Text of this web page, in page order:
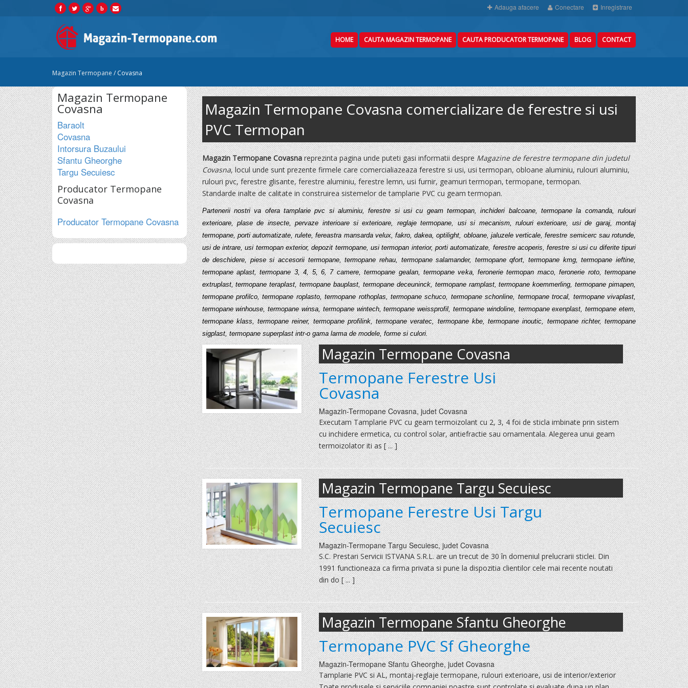
b Adauga afacere Conectare Inregistrare
HOME CAUTA MAGAZIN TERMOPANE CAUTA PRODUCATOR TERMOPANE BLOG CONTACT
Magazin Termopane / Covasna
Magazin Termopane
Covasna
Baraolt
Covasna
Intorsura Buzaului
Sfantu Gheorghe
Targu Secuiesc
Producator Termopane
Covasna
Producator Termopane Covasna
Magazin Termopane Covasna comercializare de ferestre si usi
PVC Termopan
Magazin Termopane Covasnareprezinta pagina unde puteti gasi informatii despreMagazine de ferestre termopane din judetul
Covasna, locul unde sunt prezente firmele care comercialiazeaza ferestre si usi, usi termopan, obloane aluminiu, rulouri aluminiu,
rulouri pvc, ferestre glisante, ferestre aluminiu, ferestre lemn, usi furnir, geamuri termopan, termopane, termopan.
Standarde inalte de calitate in construirea sistemelor de tamplarie PVC cu geam termopan.
Partenerii nostri va ofera tamplarie pvc si aluminiu, ferestre si usi cu geam termopan, inchideri balcoane, termopane la comanda, rulouri
exterioare, plase de insecte, pervaze interioare si exterioare, reglaje termopane, usi si mecanism, rulouri exterioare, usi de garaj, montaj
termopane, porti automatizate, rulete, fereastra mansarda velux, fakro, dakea, optilight, obloane, jaluzele verticale, ferestre semicerc sau rotunde,
usi de intrare, usi termopan exterior, depozit termopane, usi termopan interior, porti automatizate, ferestre acoperis, ferestre si usi cu diferite tipuri
de deschidere, piese si accesorii termopane, termopane rehau, termopane salamander, termopane qfort, termopane kmg, termopane ieftine,
termopane aplast, termopane 3, 4, 5, 6, 7 camere, termopane gealan, termopane veka, feronerie termopan maco, feronerie roto, termopane
extruplast, termopane teraplast, termopane bauplast, termopane deceuninck, termopane ramplast, termopane koemmerling, termopane pimapen,
termopane profilco, termopane roplasto, termopane rothoplas, termopane schuco, termopane schonline, termopane trocal, termopane vivaplast,
termopane winhouse, termopane winsa, termopane wintech, termopane weissprofil, termopane windoline, termopane exenplast, termopane etem,
termopane klass, termopane reiner, termopane profilink, termopane veratec, termopane kbe, termopane inoutic, termopane richter, termopane
sigplast, termopane superplast intr-o gama larma de modele, forme si culori.
Magazin Termopane Covasna
Termopane Ferestre Usi
Covasna
Magazin-TermopaneCovasna, judetCovasna
Executam Tamplarie PVC cu geam termoizolant cu 2, 3, 4 foi de sticla imbinate prin sistem
cu inchidere ermetica, cu control solar, antiefractie sau ornamentala. Alegerea unui geam
termoizolator iti as [ ... ]
Magazin Termopane Targu Secuiesc
Termopane Ferestre Usi Targu
Secuiesc
Magazin-TermopaneTargu Secuiesc, judetCovasna
S.C. Prestari Servicii ISTVANA S.R.L. are un trecut de 30 în domeniul prelucrarii sticlei. Din
1991 functioneaza ca firma privata si pune la dispozitia clientilor cele mai recente noutati
din do [ ... ]
Magazin Termopane Sfantu Gheorghe
Termopane PVC Sf Gheorghe
Magazin-TermopaneSfantu Gheorghe, judetCovasna
Tamplarie PVC si AL, montaj-reglaje termopane, rulouri exterioare, usi de interior/exterior